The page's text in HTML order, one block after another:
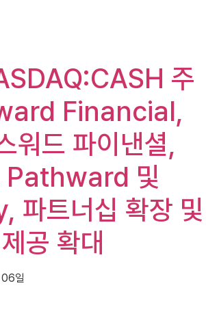
주
Financial,
워드 파이낸셜,
Pathward 및
파트너십 확장 및
공 확대
일